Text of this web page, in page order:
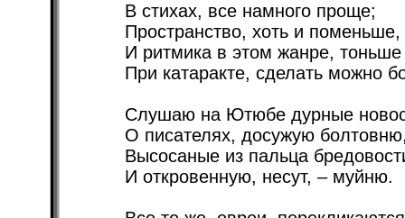
В стихах, все намного проще;
Пространство, хоть и поменьше,
И ритмика в этом жанре, тоньше
При катаракте, сделать можно
Слушаю на Ютюбе дурные
О писателях, досужую
Высосаные из пальца
И откровенную, несут, – муйню.